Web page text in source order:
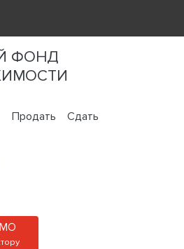
ФОНД
Продать
Сдать